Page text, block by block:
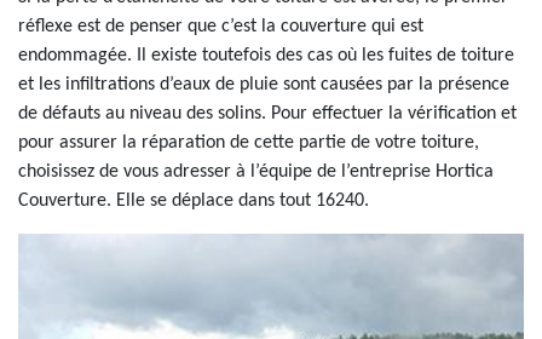
réflexe est de penser que c’est la couverture qui est
endommagée. Il existe toutefois des cas où les fuites de toiture
et les infiltrations d’eaux de pluie sont causées par la présence
de défauts au niveau des solins. Pour effectuer la vérification et
pour assurer la réparation de cette partie de votre toiture,
choisissez de vous adresser à l’équipe de l’entreprise Hortica
Couverture. Elle se déplace dans tout 16240.